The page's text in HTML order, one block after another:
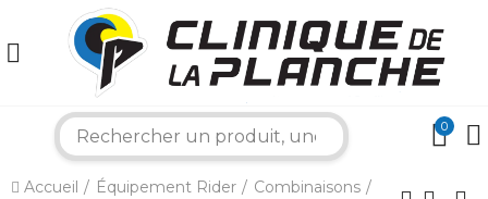
0
Accueil Équipement Rider
Combinaisons
×